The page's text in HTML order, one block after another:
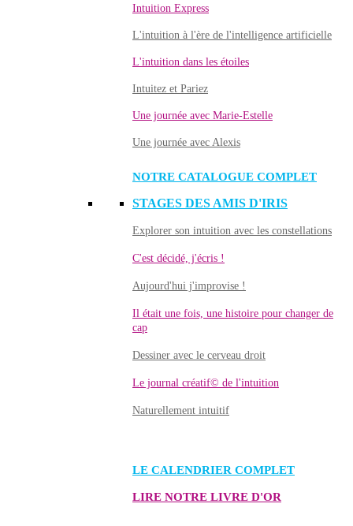
Intuition Express
L'intuition à l'ère de l'intelligence artificielle
L'intuition dans les étoiles
Intuitez et Pariez
Une journée avec Marie-Estelle
Une journée avec Alexis
NOTRE CATALOGUE COMPLET
STAGES DES AMIS D'IRIS
Explorer son intuition avec les constellations
C'est décidé, j'écris !
Aujourd'hui j'improvise !
Il était une fois, une histoire pour changer de
cap
Dessiner avec le cerveau droit
Le journal créatif© de l'intuition
Naturellement intuitif
LE CALENDRIER COMPLET
LIRE NOTRE LIVRE D'OR